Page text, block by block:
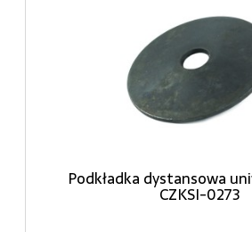
Podkładka dystansowa
CZKSI-0273